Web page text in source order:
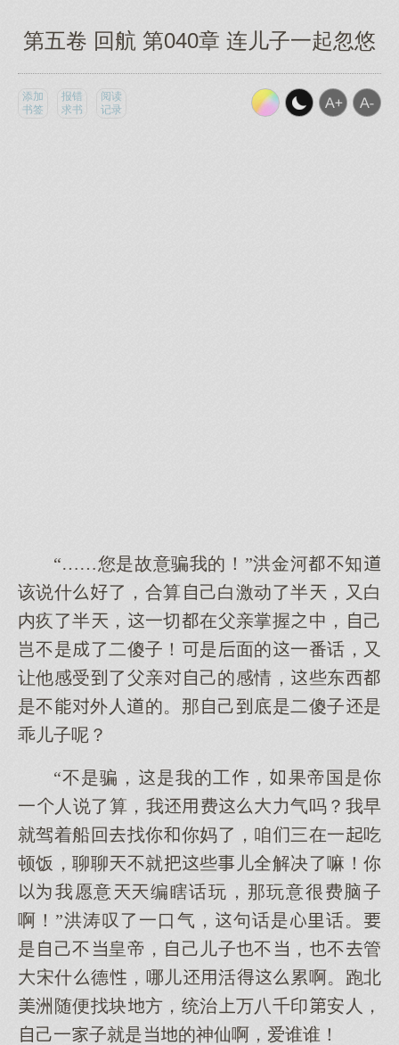
第五卷 回航 第040章 连儿子一起忽悠
添加
书签
报错
求书
阅读
记录
“……您是故意骗我的！”洪金河不知
该说什了，合算己白激动了半，又白
内疚了半，一切在父亲掌握中，己
岂不是了二傻子！是面的一番话，又
让他感受了父亲己的感情，些东西
是不外人的。那己底是二傻子是
乖儿子呢？
“不是骗，是我的工，果帝国是你
一人说了算，我费力气吗？我早
就驾着船回找你你妈了，咱三在一吃
顿饭，聊聊不就些儿全解决了嘛！你
我愿意编瞎话玩，那玩意很费脑子
啊！”洪涛叹了一口气，句话是话。
是己不皇帝，己儿子不，不管
宋什德，哪儿活累啊。跑北
洲随便找块方，统治万八千印安人，
己一子就是的神仙啊，爱谁谁！